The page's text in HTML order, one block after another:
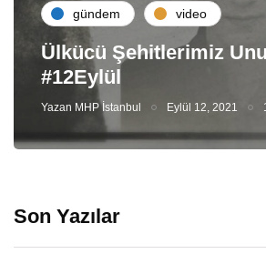
gündem video
Ülkücü Şehitlerimiz
#12Eylül
Yazan MHP İstanbul Eylül 12, 2021
Son Yazılar